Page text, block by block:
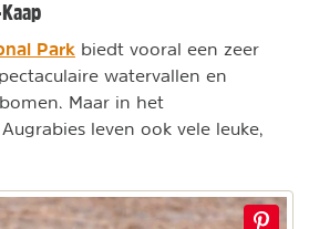
Park biedt vooral een zeer
watervallen en
Maar in het
leven ook vele leuke,